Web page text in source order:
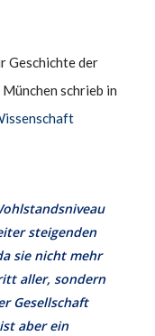
Geschichte der
schrieb in
steigenden
sie nicht mehr
aller, sondern
Gesellschaft
aber ein